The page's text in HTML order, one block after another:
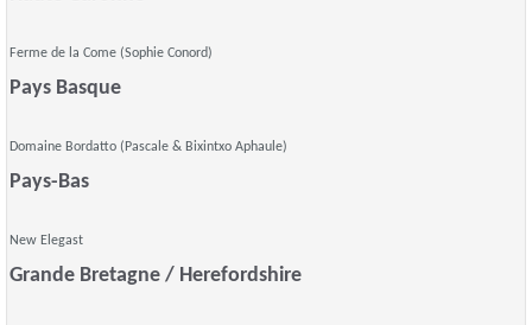
Ferme de la Come (Sophie Conord)
Pays Basque
Domaine Bordatto (Pascale & Bixintxo Aphaule)
Pays-Bas
New Elegast
Grande Bretagne / Herefordshire